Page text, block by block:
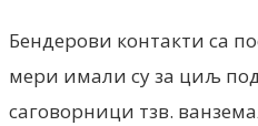
Бендерови контакти са
мери имали су за циљ
саговорници тзв.